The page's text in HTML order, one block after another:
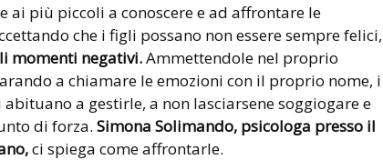
ai più piccoli a conoscere e ad affrontare le
che i figli possano non essere sempre felici,
momenti negativi.Ammettendole nel proprio
a chiamare le emozioni con il proprio nome, i
a gestirle, a non lasciarsene soggiogare e
di forza. Simona Solimando, psicologa presso il
ci spiega come affrontarle.